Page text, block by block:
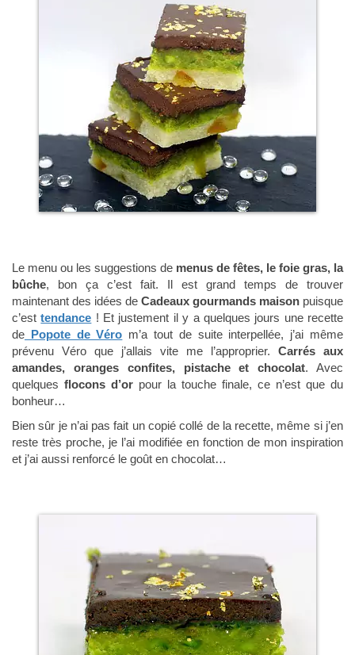
Le menu ou les suggestions de menus de fêtes, le foie gras, la
bûche, bon ça c’est fait. Il est grand temps de trouver
maintenant des idées de Cadeaux gourmands maison puisque
c’esttendance ! Et justement il y a quelques jours une recette
de Popote de Véro m’a tout de suite interpellée, j’ai même
prévenu Véro que j’allais vite me l’approprier. Carrés aux
amandes, oranges confites, pistache et chocolat. Avec
quelques flocons d’or pour la touche finale, ce n’est que du
bonheur…
Bien sûr je n’ai pas fait un copié collé de la recette, même si j’en
reste très proche, je l’ai modifiée en fonction de mon inspiration
et j’ai aussi renforcé le goût en chocolat…